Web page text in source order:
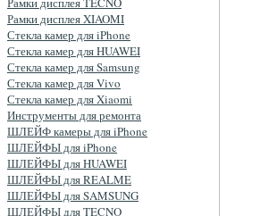
Рамки дисплея XIAOMI
Стекла камер для iPhone
Стекла камер для HUAWEI
Стекла камер для Samsung
Стекла камер для Vivo
Стекла камер для Xiaomi
Инструменты для ремонта
ШЛЕЙФ камеры для iPhone
ШЛЕЙФЫ для iPhone
ШЛЕЙФЫ для HUAWEI
ШЛЕЙФЫ для REALME
ШЛЕЙФЫ для SAMSUNG
ШЛЕЙФЫ для TECNO